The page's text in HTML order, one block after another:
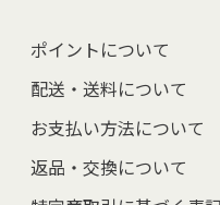
ポイントについて
配送・送料について
お支払い方法について
返品・交換について